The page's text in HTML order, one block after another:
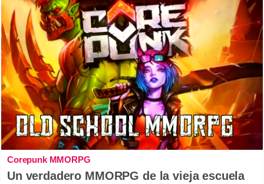
Corepunk MMORPG
Un verdadero MMORPG de la vieja escuela